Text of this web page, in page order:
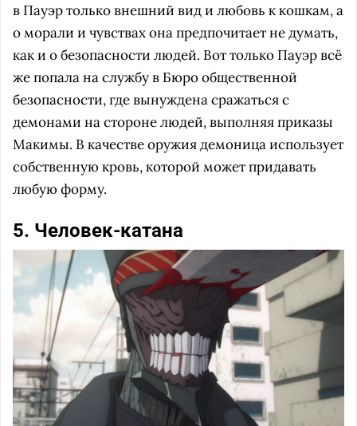
в Пауэр только внешний вид и любовь к кошкам, а
о морали и чувствах она предпочитает не думать,
как и о безопасности людей. Вот только Пауэр всё
же попала на службу в Бюро общественной
безопасности, где вынуждена сражаться с
демонами на стороне людей, выполняя приказы
Макимы. В качестве оружия демоница использует
собственную кровь, которой может придавать
любую форму.
5. Человек-катана